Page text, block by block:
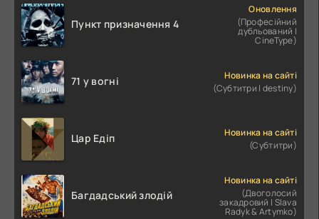
Пункт призначення 4
Оновлення
(Професійний
дубльований |
CineType)
71 у вогні
Новинка на сайті
(Субтитри | destiny)
Цар Едіп
Новинка на сайті
(Субтитри)
Багдадський злодій
Новинка на сайті
(Двоголосий
закадровий | Slava
Radyk & Artymko)